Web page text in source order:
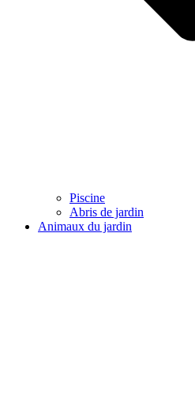
Piscine
Abris de jardin
Animaux du jardin